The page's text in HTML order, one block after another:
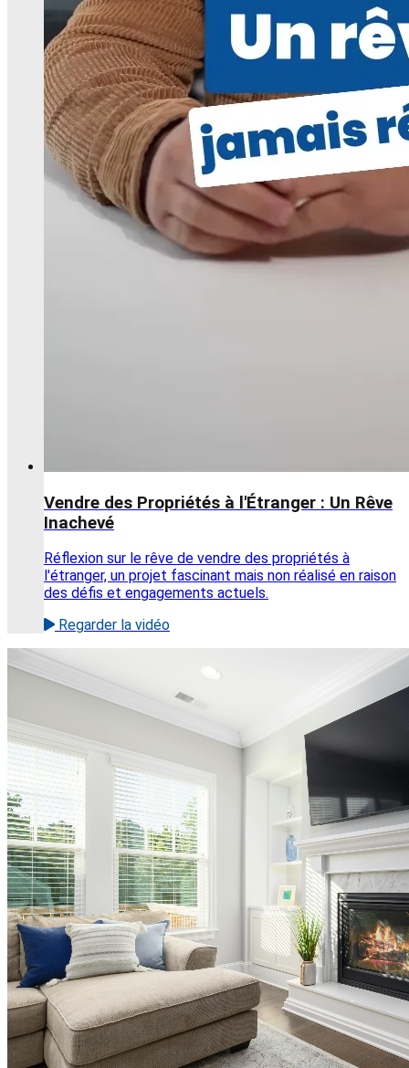
Vendre des Propriétés à l'Étranger : Un Rêve
Inachevé
Réflexion sur le rêve de vendre des propriétés à
l'étranger, un projet fascinant mais non réalisé en raison
des défis et engagements actuels.
Regarder la vidéo